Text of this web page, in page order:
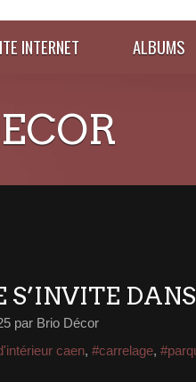
INTERNET ALBUMS
S’INVITE
par Brio Décor
caen, #carrelage,